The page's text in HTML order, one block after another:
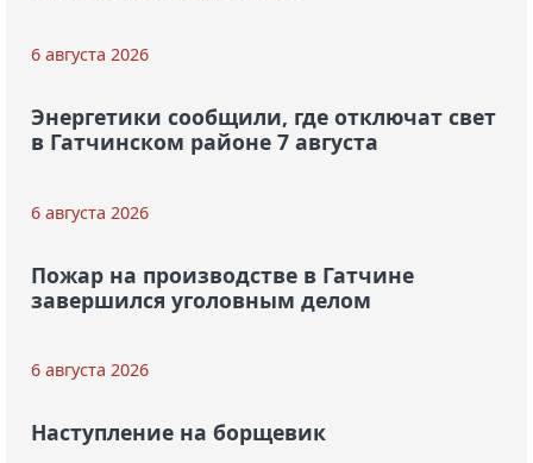
6 августа 2026
Энергетики сообщили, где отключат свет
в Гатчинском районе 7 августа
6 августа 2026
Пожар на производстве в Гатчине
завершился уголовным делом
6 августа 2026
Наступление на борщевик